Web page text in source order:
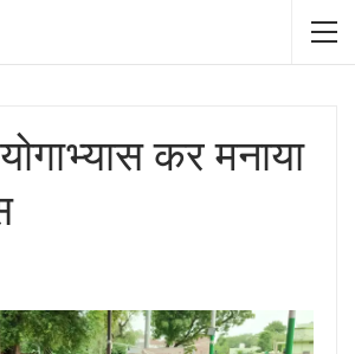
कर मनाया